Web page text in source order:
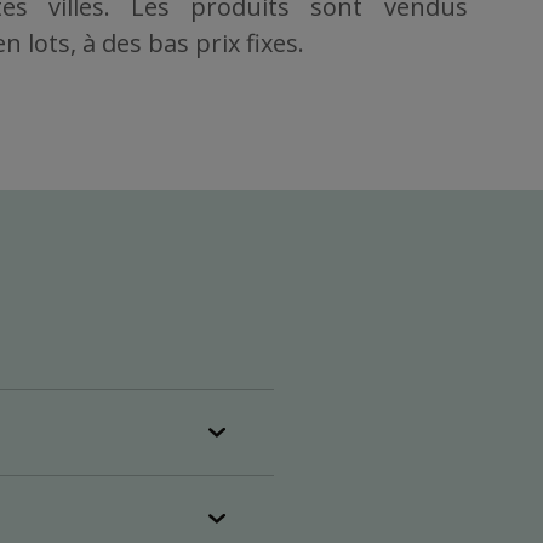
villes. Les produits sont vendus
lots, à des bas prix fixes.